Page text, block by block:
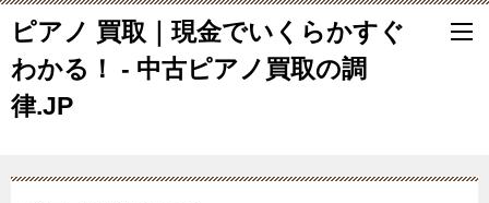
ピアノ 買取｜現金でいくらかすぐ
わかる！ - 中古ピアノ買取の調
律.JP